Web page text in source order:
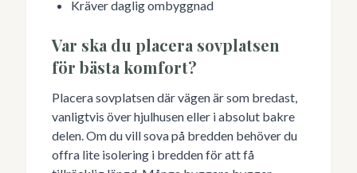
Kräver daglig ombyggnad
Var ska du placera sovplatsen
för bästa komfort?
Placera sovplatsen där vägen är som bredast,
vanligtvis över hjulhusen eller i absolut bakre
delen. Om du vill sova på bredden behöver du
offra lite isolering i bredden för att få